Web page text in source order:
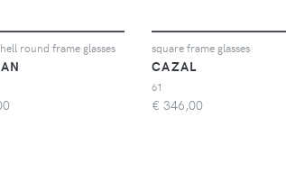
round frame glasses square frame glasses
CAZAL
61
€ 346,00